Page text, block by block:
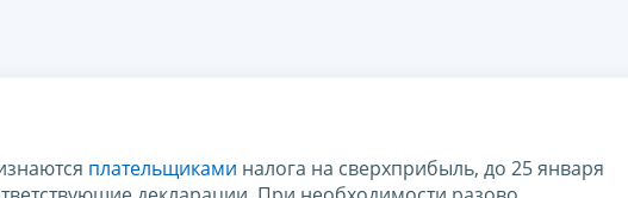
плательщиками налога на сверхприбыль, до 25 января